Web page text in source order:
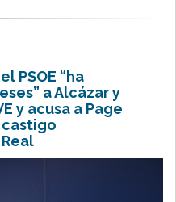
PSOE “ha
a Alcázar y
y acusa a Page